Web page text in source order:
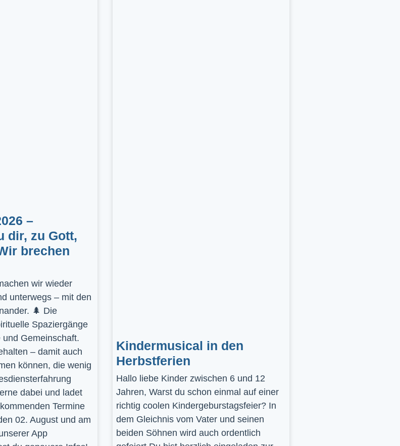
–
dir, zu Gott,
brechen
wir wieder
unterwegs – mit den
🌲 Die
Spaziergänge
Gemeinschaft.
– damit auch
können, die wenig
dabei und ladet
Termine
02. August und am
App
Kindermusical in den
Herbstferien
Hallo liebe Kinder zwischen 6 und 12
Jahren, Warst du schon einmal auf einer
richtig coolen Kindergeburstagsfeier? In
dem Gleichnis vom Vater und seinen
beiden Söhnen wird auch ordentlich